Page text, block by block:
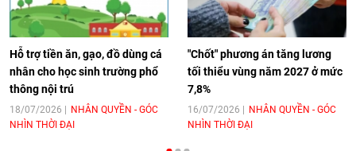
hoá Việt Nam - Tây Ban Nha
11:10 17/06/2026
[Video] Trao tặng Kỷ niệm chương "Vì
hòa bình, hữu nghị giữa các dân tộc"
cho Đại sứ Hungary tại Việt Nam
Hỗ trợ tiền ăn, gạo, đồ dùng cá
nhân cho học sinh trường phổ
thông nội trú
18/07/2026
NHÂN QUYỀN - GÓC
NHÌN THỜI ĐẠI
"Chốt" phương án tăng lương
tối thiểu vùng năm 2027 ở mức
7,8%
16/07/2026
NHÂN QUYỀN - GÓC
NHÌN THỜI ĐẠI